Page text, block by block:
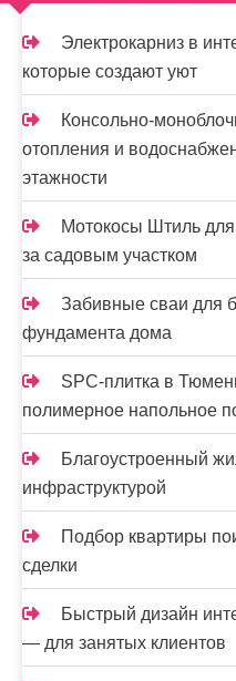
м
Электрокарниз в
которые создают уют
Консольно-
отопления и
этажности
Мотокосы Штиль
за садовым участком
Забивные сваи для
фундамента дома
SPC-плитка в
полимерное напольное
Благоустроенный
инфраструктурой
Подбор квартиры
сделки
Быстрый дизайн
— для занятых клиентов